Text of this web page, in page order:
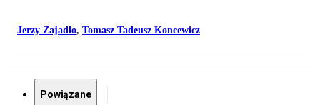
Jerzy Zajadło, Tomasz Tadeusz Koncewicz
Powiązane